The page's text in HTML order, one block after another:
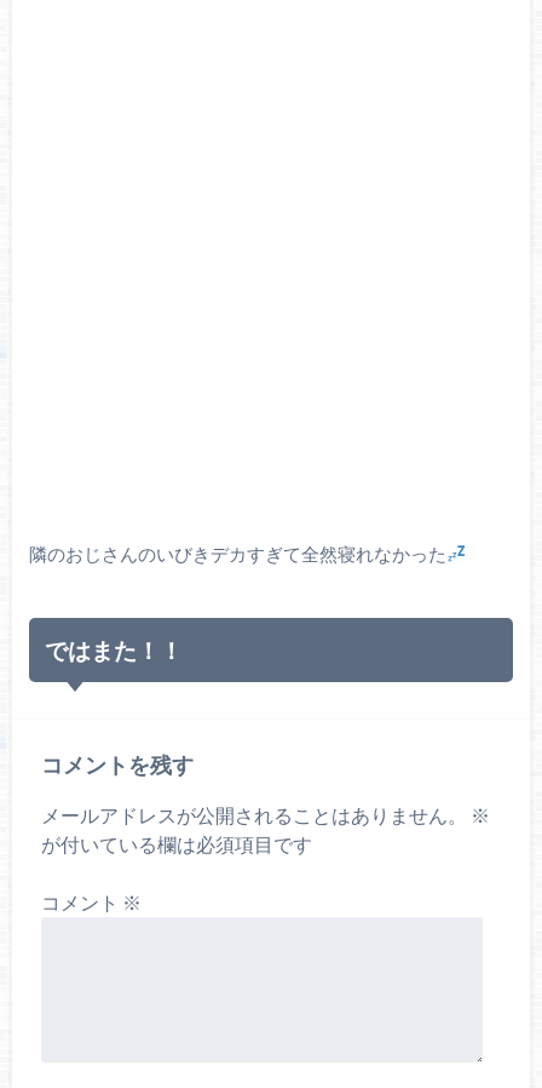
隣のおじさんのいびきデカすぎて全然寝れなかった
ではまた！！
コメントを残す
メールアドレスが公開されることはありません。
※
が付いている欄は必須項目です
コメント ※